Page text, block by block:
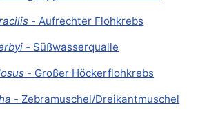
-Aufrechter Flohkrebs
- Süßwasserqualle
- Großer Höckerflohkrebs
-Zebramuschel/Dreikantmuschel